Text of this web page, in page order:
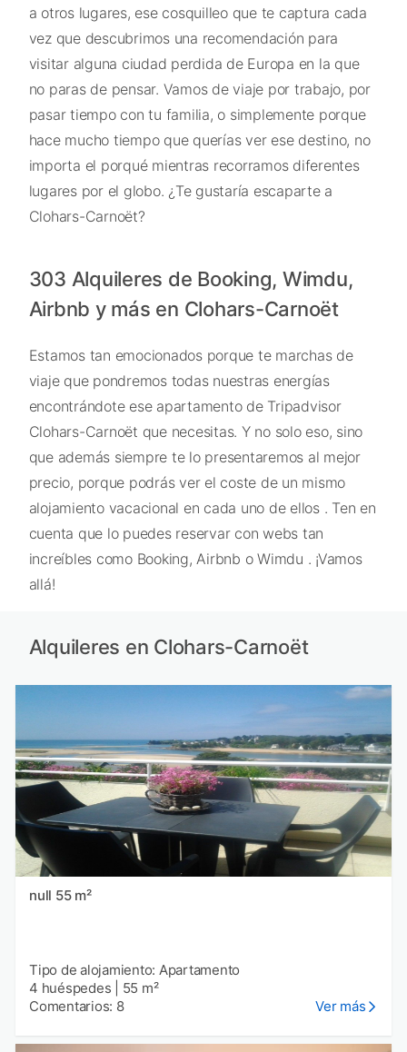
a otros lugares, ese cosquilleo que te captura cada
vez que descubrimos una recomendación para
visitar alguna ciudad perdida de Europa en la que
no paras de pensar. Vamos de viaje por trabajo, por
pasar tiempo con tu familia, o simplemente porque
hace mucho tiempo que querías ver ese destino, no
importa el porqué mientras recorramos diferentes
lugares por el globo. ¿Te gustaría escaparte a
Clohars-Carnoët?
303 Alquileres de Booking, Wimdu,
Airbnb y más en Clohars-Carnoët
Estamos tan emocionados porque te marchas de
viaje que pondremos todas nuestras energías
encontrándote ese apartamento de Tripadvisor
Clohars-Carnoët que necesitas. Y no solo eso, sino
que además siempre te lo presentaremos al mejor
precio, porque podrás ver el coste de un mismo
alojamiento vacacional en cada uno de ellos . Ten en
cuenta que lo puedes reservar con webs tan
increíbles como Booking, Airbnb o Wimdu . ¡Vamos
allá!
Alquileres en Clohars-Carnoët
null 55 m²
Tipo de alojamiento: Apartamento
4 huéspedes
55 m²
Comentarios: 8
Ver más